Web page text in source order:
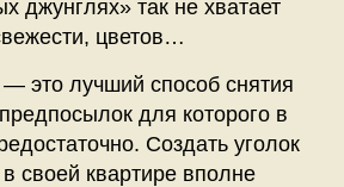
джунглях» так не хватает
цветов…
это лучший способ снятия
для которого в
Создать уголок
своей квартире вполне